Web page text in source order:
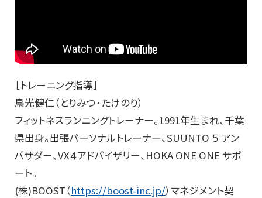
［トレーニング指導］
鳥光健仁（とりみつ・たけのり）
フィットネスランニングトレーナー。1991年生まれ、千葉
県出身。出張パーソナルトレーナー、SUUNTO ５ アン
バサダー、VX４アドバイザリー、HOKA ONE ONE サポ
ート。
(株)BOOST（https://boost-inc.jp/）マネジメント契